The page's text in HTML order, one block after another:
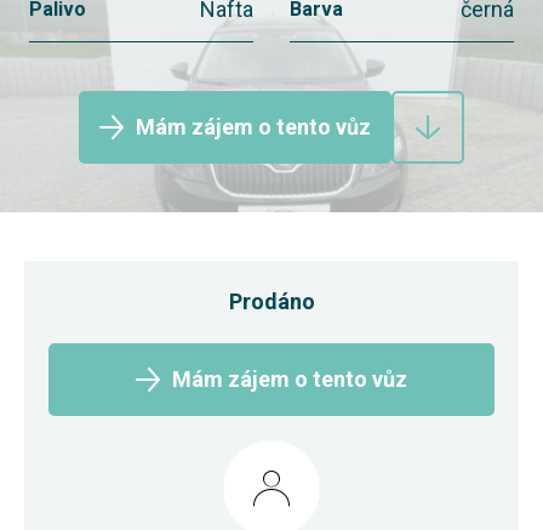
Palivo Nafta Barva černá
Mám zájem o tento vůz
Prodáno
Mám zájem o tento vůz